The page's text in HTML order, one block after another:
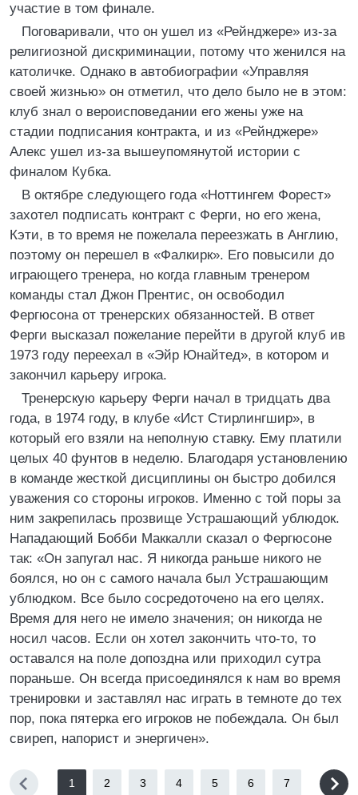
участие в том финале.
Поговаривали, что он ушел из «Рейнджере» из-за
религиозной дискриминации, потому что женился на
католичке. Однако в автобиографии «Управляя
своей жизнью» он отметил, что дело было не в этом:
клуб знал о вероисповедании его жены уже на
стадии подписания контракта, и из «Рейнджере»
Алекс ушел из-за вышеупомянутой истории с
финалом Кубка.
В октябре следующего года «Ноттингем Форест»
захотел подписать контракт с Ферги, но его жена,
Кэти, в то время не пожелала переезжать в Англию,
поэтому он перешел в «Фалкирк». Его повысили до
играющего тренера, но когда главным тренером
команды стал Джон Прентис, он освободил
Фергюсона от тренерских обязанностей. В ответ
Ферги высказал пожелание перейти в другой клуб ив
1973 году переехал в «Эйр Юнайтед», в котором и
закончил карьеру игрока.
Тренерскую карьеру Ферги начал в тридцать два
года, в 1974 году, в клубе «Ист Стирлингшир», в
который его взяли на неполную ставку. Ему платили
целых 40 фунтов в неделю. Благодаря установлению
в команде жесткой дисциплины он быстро добился
уважения со стороны игроков. Именно с той поры за
ним закрепилась прозвище Устрашающий ублюдок.
Нападающий Бобби Маккалли сказал о Фергюсоне
так: «Он запугал нас. Я никогда раньше никого не
боялся, но он с самого начала был Устрашающим
ублюдком. Все было сосредоточено на его целях.
Время для него не имело значения; он никогда не
носил часов. Если он хотел закончить что-то, то
оставался на поле допоздна или приходил сутра
пораньше. Он всегда присоединялся к нам во время
тренировки и заставлял нас играть в темноте до тех
пор, пока пятерка его игроков не побеждала. Он был
свиреп, напорист и энергичен».
1 2 3 4 5 6 7